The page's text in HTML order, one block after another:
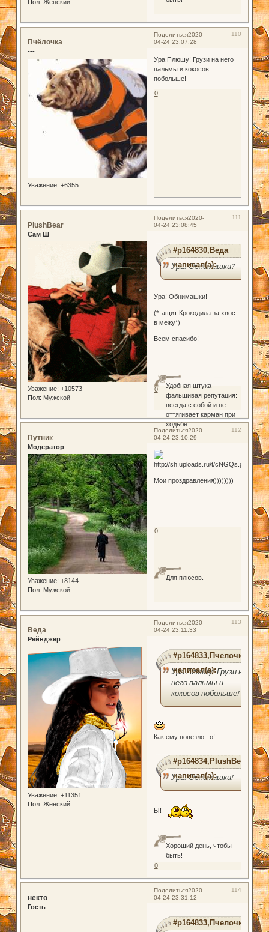
Пол: Женский
Поделиться 110
2020-
04-24 23:07:28
Пчёлочка
---
Уважение: +6355
Ура Плюшу! Грузи на него
пальмы и кокосов
побольше!
0
Поделиться 111
2020-
04-24 23:08:45
PlushBear
Сам Ш
Уважение: +10573
Пол: Мужской
#p164830,Веда
написал(а):
Ура! Обнимашки?
Ура! Обнимашки!
(*тащит Крокодила за хвост
в межу*)
Всем спасибо!
Удобная штука -
фальшивая репутация:
всегда с собой и не
оттягивает карман при
ходьбе.
0
Поделиться 112
2020-
04-24 23:10:29
Путник
Модератор
Уважение: +8144
Пол: Мужской
Мои проздравления))))))))
Для плюсов.
0
Поделиться 113
2020-
04-24 23:11:33
Веда
Рейнджер
Уважение: +11351
Пол: Женский
#p164833,Пчелочка
написал(а):
Ура Плюшу! Грузи на
него пальмы и
кокосов побольше!
Как ему повезло-то!
#p164834,PlushBear
написал(а):
Ура! Обнимашки!
Ы!
Хороший день, чтобы
быть!
0
Поделиться 114
2020-
04-24 23:31:12
некто
Гость
#p164833,Пчелочка